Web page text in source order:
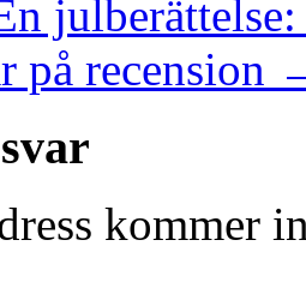
på recension
kommer